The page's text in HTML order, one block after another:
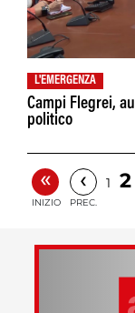
L'EMERGENZA
Campi Flegrei,
politico
«
INIZIO
‹
PREC.
1 2